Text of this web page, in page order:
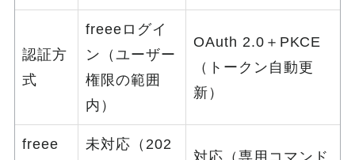
認証方
式
freeeログイ
ン（ユーザー
権限の範囲
内）
OAuth 2.0＋PKCE
（トークン自動更
新）
freee
未対応（202
対応（専用コマンド